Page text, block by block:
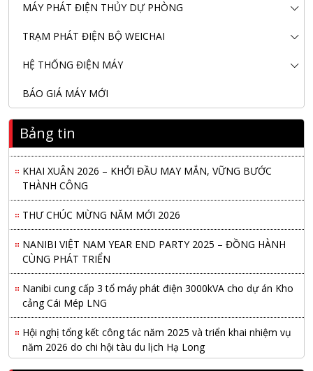
MÁY PHÁT ĐIỆN THỦY DỰ PHÒNG
TRẠM PHÁT ĐIỆN BỘ WEICHAI
HỆ THỐNG ĐIỆN MÁY
BÁO GIÁ MÁY MỚI
Bảng tin
Nanibi Cung Cấp Động Cơ Weichai Cho Tàu Vận Tải Minh
Tú 29
KHAI XUÂN 2026 – KHỞI ĐẦU MAY MẮN, VỮNG BƯỚC
THÀNH CÔNG
THƯ CHÚC MỪNG NĂM MỚI 2026
NANIBI VIỆT NAM YEAR END PARTY 2025 – ĐỒNG HÀNH
CÙNG PHÁT TRIỂN
Nanibi cung cấp 3 tổ máy phát điện 3000kVA cho dự án Kho
cảng Cái Mép LNG
Hội nghị tổng kết công tác năm 2025 và triển khai nhiệm vụ
năm 2026 do chi hội tàu du lịch Hạ Long